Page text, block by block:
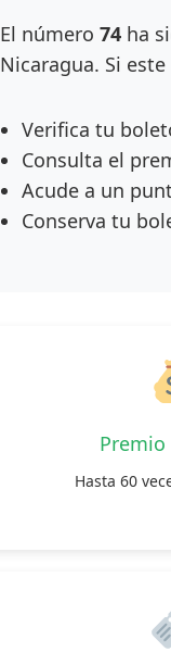
El número 74 ha
Nicaragua. Si
Verifica tu
Consulta el
Acude a un
Conserva tu
Hasta 60